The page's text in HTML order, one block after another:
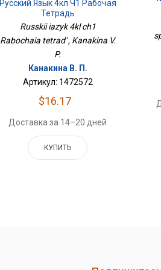
Русский Язык 4кл Ч1 Рабочая
Тетрадь
Russkii iazyk 4kl ch1
Rabochaia tetrad' , Kanakina V.
P.
Канакина В. П.
Артикул: 1472572
$16.17
Доставка за 14–20 дней
КУПИТЬ